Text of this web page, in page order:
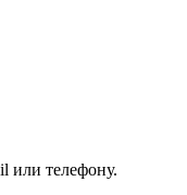
или телефону.